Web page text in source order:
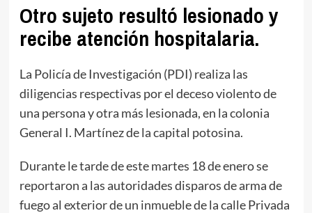
Otro sujeto resultó lesionado y
recibe atención hospitalaria.
La Policía de Investigación (PDI) realiza las
diligencias respectivas por el deceso violento de
una persona y otra más lesionada, en la colonia
General I. Martínez de la capital potosina.
Durante le tarde de este martes 18 de enero se
reportaron a las autoridades disparos de arma de
fuego al exterior de un inmueble de la calle Privada